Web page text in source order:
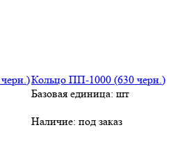
Кольцо ПП-1000 (630 черн.)
Базовая единица: шт
Наличие: под заказ